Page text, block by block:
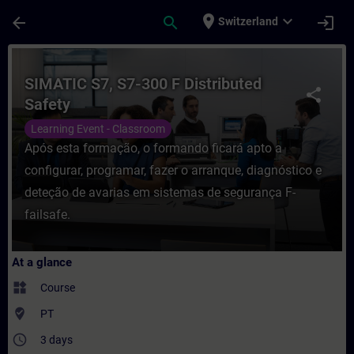
arrow_back search place Switzerland expand_more login
Course - SIMATIC S7, S7-300 F
share
SIMATIC S7, S7-300 F Distributed
Safety
Learning Event - Classroom
Após esta formação, o formando ficará apto a
configurar, programar, fazer o arranque, diagnóstico e
deteção de avarias em sistemas de segurança F-
failsafe.
At a glance
widgets Course
where_to_vote PT
access_time 3 days